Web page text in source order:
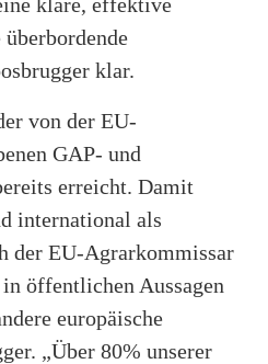
klar.
von der EU-
GAP- und
erreicht. Damit
international als
der EU-Agrarkommissar
öffentlichen Aussagen
europäische
„Über 80% unserer